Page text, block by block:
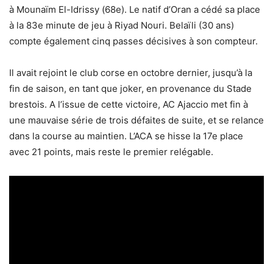
à Mounaïm El-Idrissy (68e). Le natif d’Oran a cédé sa place
à la 83e minute de jeu à Riyad Nouri. Belaïli (30 ans)
compte également cinq passes décisives à son compteur.
Il avait rejoint le club corse en octobre dernier, jusqu’à la
fin de saison, en tant que joker, en provenance du Stade
brestois. A l’issue de cette victoire, AC Ajaccio met fin à
une mauvaise série de trois défaites de suite, et se relance
dans la course au maintien. L’ACA se hisse la 17e place
avec 21 points, mais reste le premier relégable.